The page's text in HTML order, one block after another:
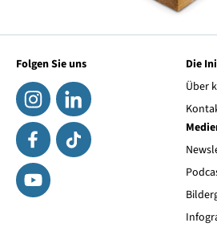
Folgen Sie uns
Die
Über